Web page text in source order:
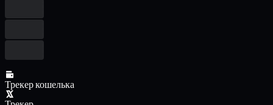
Трекер кошелька